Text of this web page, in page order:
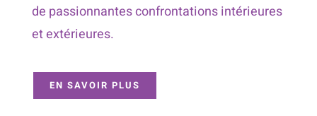
de passionnantes confrontations intérieures
et extérieures.
EN SAVOIR PLUS